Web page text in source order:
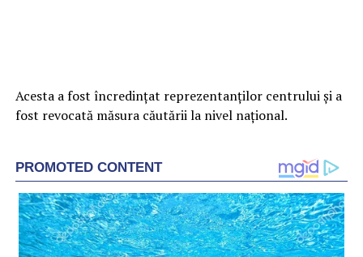
Acesta a fost încredințat reprezentanților centrului și a
fost revocată măsura căutării la nivel național.